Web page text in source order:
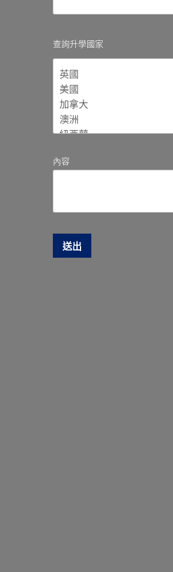
查詢升學國家
內容